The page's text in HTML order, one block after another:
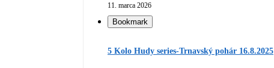
11. marca 2026
Bookmark
5 Kolo Hudy series-Trnavský pohár 16.8.2025